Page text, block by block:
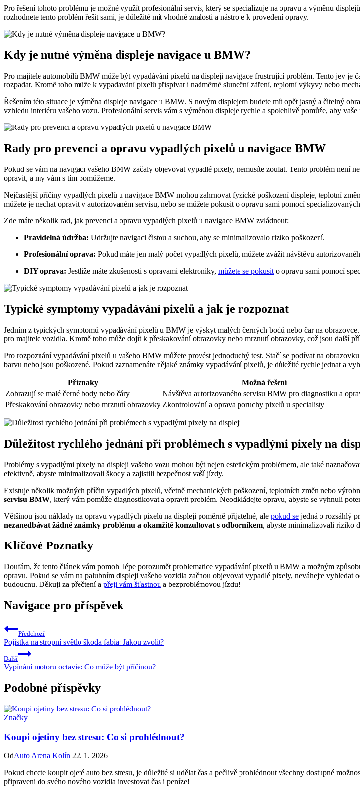
Pro řešení tohoto problému je možné využít profesionální servis, který se specializuje na opravu a výměnu
rozhodnete tento problém řešit sami, je důležité mít vhodné znalosti a nástroje k provedení opravy.
Kdy je nutné výměna displeje navigace u BMW?
Pro majitele automobilů BMW může být vypadávání pixelů na displeji navigace frustrující problém. Tento jev je
rozpadat. Kromě toho může k vypadávání pixelů přispívat i nadměrné sluneční záření, teplotní výkyvy nebo
Řešením této situace je výměna displeje navigace u BMW. S novým displejem budete mít opět jasný a čitelný
vzhledu interiéru vašeho vozu. Profesionální servis vám s výměnou displeje rychle a spolehlivě pomůže, aby
Rady pro prevenci a opravu vypadlých pixelů u navigace BMW
Pokud se vám na navigaci vašeho BMW začaly objevovat vypadlé pixely, nemusíte zoufat. Tento problém není
opravit, a my vám s tím pomůžeme.
Nejčastější příčiny vypadlých pixelů u navigace BMW mohou zahrnovat fyzické poškození displeje, teplotní
můžete je nechat opravit v autorizovaném servisu, nebo se můžete pokusit o opravu sami pomocí
Zde máte několik rad, jak prevenci a opravu vypadlých pixelů u navigace BMW zvládnout:
Pravidelná údržba: Udržujte navigaci čistou a suchou, aby se minimalizovalo riziko poškození.
Profesionální oprava: Pokud máte jen malý počet vypadlých pixelů, můžete zvážit návštěvu
DIY oprava: Jestliže máte zkušenosti s opravami elektroniky, můžete se pokusit o opravu sami pomocí
Typické symptomy vypadávání pixelů a jak je rozpoznat
Jedním z typických symptomů vypadávání pixelů u BMW je výskyt malých černých bodů nebo čar na
pro majitele vozidla. Kromě toho může dojít k přeskakování obrazovky nebo mrznutí obrazovky, což jsou další
Pro rozpoznání vypadávání pixelů u vašeho BMW můžete provést jednoduchý test. Stačí se podívat na
barvu nebo jsou poškozené. Pokud zaznamenáte nějaké známky vypadávání pixelů, je důležité rychle jednat a
Příznaky
Možná řešení
Zobrazují se malé černé body nebo čáry
Návštěva autorizovaného servisu BMW pro diagnostiku a
Přeskakování obrazovky nebo mrznutí obrazovky Zkontrolování a oprava poruchy pixelů u specialisty
Důležitost rychlého jednání při problémech s vypadlými pixely na
Problémy s vypadlými pixely na displeji vašeho vozu mohou být nejen estetickým problémem, ale také
efektivně, abyste minimalizovali škody a zajistili bezpečnost vaší jízdy.
Existuje několik možných příčin vypadlých pixelů, včetně mechanických poškození, teplotních změn nebo
servisu BMW, který vám pomůže diagnostikovat a opravit problém. Neodkládejte opravu, abyste se vyhnuli
Většinou jsou náklady na opravu vypadlých pixelů na displeji poměrně přijatelné, ale pokud se jedná o rozsáhlý
nezanedbávat žádné známky problému a okamžitě konzultovat s odborníkem, abyste minimalizovali riziko
Klíčové Poznatky
Doufám, že tento článek vám pomohl lépe porozumět problematice vypadávání pixelů u BMW a možným
opravu. Pokud se vám na palubním displeji vašeho vozidla začnou objevovat vypadlé pixely, neváhejte
budoucnu. Děkuji za přečtení a přeji vám šťastnou a bezproblémovou jízdu!
Navigace pro příspěvek
Předchozí
Pojistka na stropní světlo škoda fabia: Jakou zvolit?
Další
Vypínání motoru octavie: Co může být příčinou?
Podobné příspěvky
Značky
Koupi ojetiny bez stresu: Co si prohlédnout?
OdAuto Arena Kolín 22. 1. 2026
Pokud chcete koupit ojeté auto bez stresu, je důležité si udělat čas a pečlivě prohlédnout všechny dostupné
připraveni do svého nového vozidla investovat čas i peníze!